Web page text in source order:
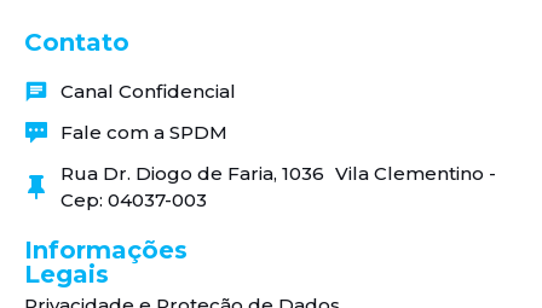
Contato
Canal Confidencial
Fale com a SPDM
Rua Dr. Diogo de Faria, 1036 Vila Clementino -
Cep: 04037-003
Informações
Legais